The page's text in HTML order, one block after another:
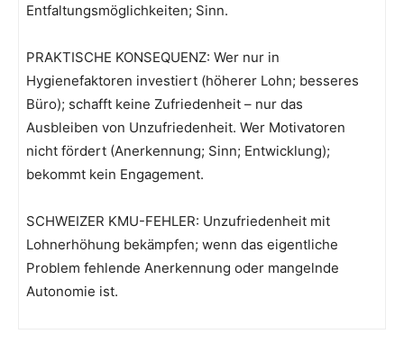
Entfaltungsmöglichkeiten; Sinn.
PRAKTISCHE KONSEQUENZ: Wer nur in
Hygienefaktoren investiert (höherer Lohn; besseres
Büro); schafft keine Zufriedenheit – nur das
Ausbleiben von Unzufriedenheit. Wer Motivatoren
nicht fördert (Anerkennung; Sinn; Entwicklung);
bekommt kein Engagement.
SCHWEIZER KMU-FEHLER: Unzufriedenheit mit
Lohnerhöhung bekämpfen; wenn das eigentliche
Problem fehlende Anerkennung oder mangelnde
Autonomie ist.